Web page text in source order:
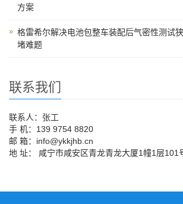
方案
格雷希尔解决电池包整车装配后气密性测试
堵难题
联系我们
联系人：张工
手 机：139 9754 8820
邮 箱：info@ykkjhb.cn
地 址： 咸宁市咸安区青龙青龙大厦1幢1层101